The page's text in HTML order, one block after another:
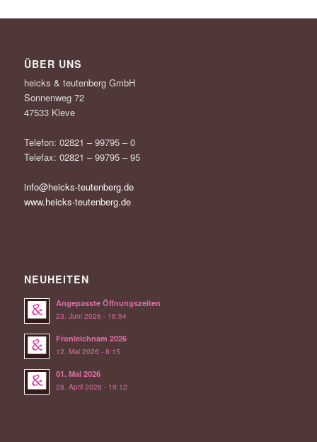
ÜBER UNS
heicks & teutenberg GmbH
Sonnenweg 72
47533 Kleve
Telefon: 02821 – 99795 – 0
Telefax: 02821 – 99795 – 95
info@heicks-teutenberg.de
www.heicks-teutenberg.de
NEUHEITEN
Angepasste Öffnungszeiten
23. Juni 2026 - 16:54
Fronleichnam 2026
12. Mai 2026 - 8:15
01. Mai 2026
28. April 2026 - 19:12